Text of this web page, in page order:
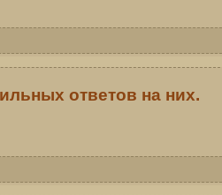
ответов на них.